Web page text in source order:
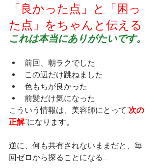
「良かった点」と「困っ
た点」をちゃんと伝える
これは本当にありがたいです。
前回、朝ラクでした
この辺だけ跳ねました
色もちが良かった
前髪だけ気になった
こういう情報は、美容師にとって“次の
正解”になります。
逆に、何も共有されないままだと、毎
回ゼロから探ることになる...